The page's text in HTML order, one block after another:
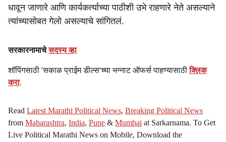
धावून जाणारे आणि कार्यकर्त्याच्या पाठीशी उभे राहणारे नेते असल्याने
त्यांच्यासोबत गेलो असल्याचे सांगितलं.
सरकारनामाचेसदस्य व्हा
शॉपिंगसाठी 'सकाळ प्राईम डील्स'च्या भन्नाट ऑफर्स पाहण्यासाठीक्लिक
करा.
Read Latest Marathi Political News, Breaking Political News
from Maharashtra, India, Pune & Mumbai at Sarkarnama. To Get
Live Political Marathi News on Mobile, Download the